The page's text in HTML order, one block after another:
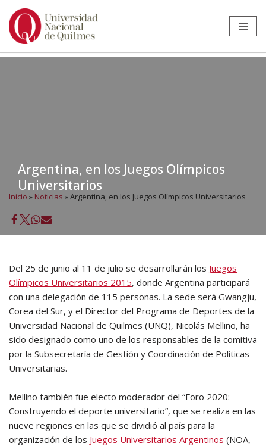
Ir
Argentina, en los Juegos Olímpicos
Universitarios
Inicio » Noticias »Argentina, en los Juegos Olímpicos Universitarios
Del 25 de junio al 11 de julio se desarrollarán los Juegos
Olímpicos Universitarios 2015, donde Argentina participará
con una delegación de 115 personas. La sede será Gwangju,
Corea del Sur, y el Director del Programa de Deportes de la
Universidad Nacional de Quilmes (UNQ), Nicolás Mellino, ha
sido designado como uno de los responsables de la comitiva
por la Subsecretaría de Gestión y Coordinación de Políticas
Universitarias.
Mellino también fue electo moderador del “Foro 2020:
Construyendo el deporte universitario”, que se realiza en las
nueve regiones en las que se dividió al país para la
organización de los Juegos Universitarios Argentinos (NOA,